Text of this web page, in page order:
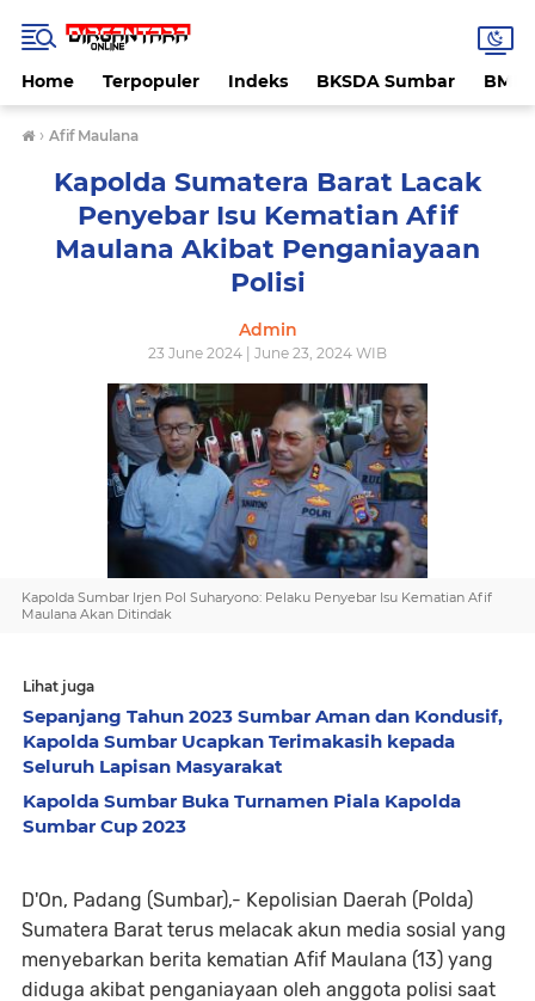
Home Terpopuler Indeks BKSDA Sumbar
› Afif Maulana
Kapolda Sumatera Barat Lacak
Penyebar Isu Kematian Afif
Maulana Akibat Penganiayaan
Polisi
Admin
23 June 2024 | June 23, 2024 WIB
Kapolda Sumbar Irjen Pol Suharyono: Pelaku Penyebar Isu Kematian Afif
Maulana Akan Ditindak
Lihat juga
Sepanjang Tahun 2023 Sumbar Aman dan Kondusif,
Kapolda Sumbar Ucapkan Terimakasih kepada
Seluruh Lapisan Masyarakat
Kapolda Sumbar Buka Turnamen Piala Kapolda
Sumbar Cup 2023
D'On, Padang (Sumbar),- Kepolisian Daerah (Polda)
Sumatera Barat terus melacak akun media sosial yang
menyebarkan berita kematian Afif Maulana (13) yang
diduga akibat penganiayaan oleh anggota polisi saat